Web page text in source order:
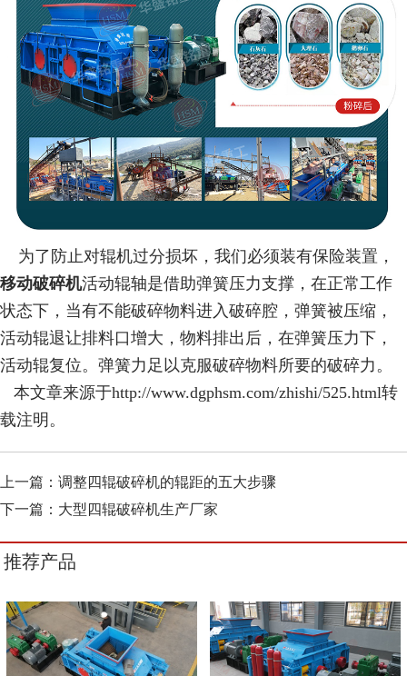
为了防止对辊机过分损坏，我们必须装有保险装置，
移动破碎机活动辊轴是借助弹簧压力支撑，在正常工作
状态下，当有不能破碎物料进入破碎腔，弹簧被压缩，
活动辊退让排料口增大，物料排出后，在弹簧压力下，
活动辊复位。弹簧力足以克服破碎物料所要的破碎力。
本文章来源于http://www.dgphsm.com/zhishi/525.html转
载注明。
上一篇： 调整四辊破碎机的辊距的五大步骤
下一篇： 大型四辊破碎机生产厂家
推荐产品